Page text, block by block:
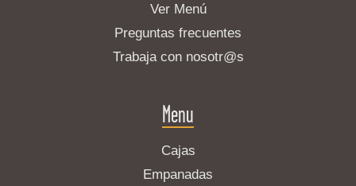
Ver Menú
Preguntas frecuentes
Trabaja con nosotr@s
Menu
Cajas
Empanadas